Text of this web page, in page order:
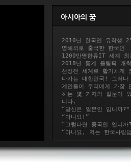
아시아의 꿈